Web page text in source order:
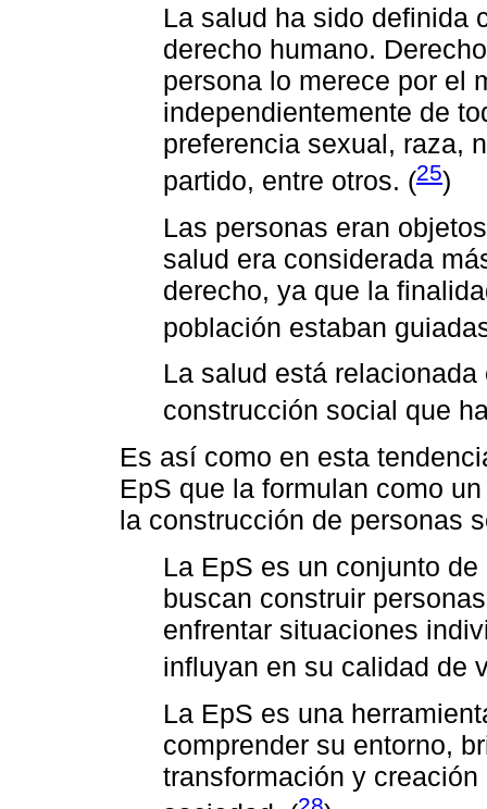
La salud ha sido definida
derecho humano.
persona lo merece por el
independientemente de
preferencia sexual, raza,
partido, entre otros. (25)
Las personas eran
salud era considerada
derecho, ya que la
población estaban
La salud está
construcción social que
Es así como en esta
EpS que la formulan como
la construcción de personas
La EpS es un conjunto
buscan construir
enfrentar situaciones
influyan en su calidad de
La EpS es una
comprender su entorno,
transformación y